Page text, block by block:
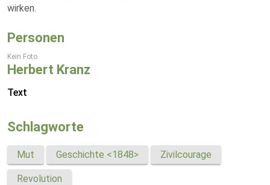
wirken.
Personen
Kein Foto
Herbert Kranz
Text
Schlagworte
Mut Geschichte <1848> Zivilcourage
Revolution